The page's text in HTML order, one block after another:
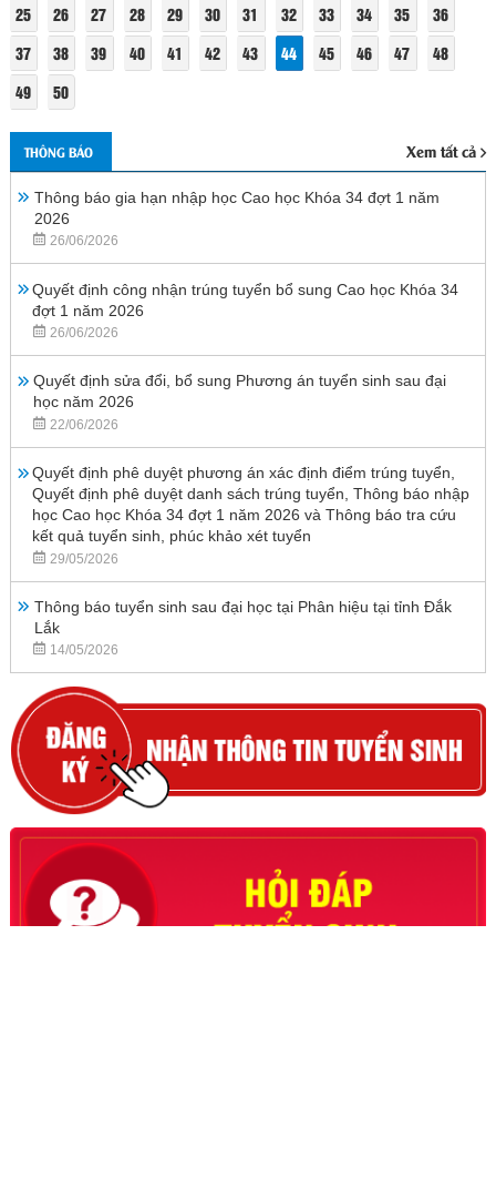
25
26 27 28 29 30 31 32 33 34 35
36
37
38 39 40 41 42 43 44 45 46 47
48
49
50
THÔNG BÁO Xem tất cả
Thông báo gia hạn nhập học Cao học Khóa 34 đợt 1 năm
2026
26/06/2026
Quyết định công nhận trúng tuyển bổ sung Cao học Khóa 34
đợt 1 năm 2026
26/06/2026
Quyết định sửa đổi, bổ sung Phương án tuyển sinh sau đại
học năm 2026
22/06/2026
Quyết định phê duyệt phương án xác định điểm trúng tuyển,
Quyết định phê duyệt danh sách trúng tuyển, Thông báo nhập
học Cao học Khóa 34 đợt 1 năm 2026 và Thông báo tra cứu
kết quả tuyển sinh, phúc khảo xét tuyển
29/05/2026
Thông báo tuyển sinh sau đại học tại Phân hiệu tại tỉnh Đắk
Lắk
14/05/2026